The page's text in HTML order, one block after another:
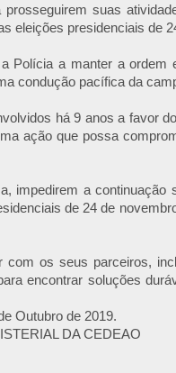
suas
eleições presidenciais de
Polícia a manter a ordem
condução pacífica da
há 9 anos a favor
ação que possa
impedirem a continuação
de 24 de
com os seus parceiros,
encontrar soluções
Outubro de 2019.
DA CEDEAO